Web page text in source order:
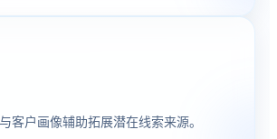
客户画像辅助拓展潜在线索来源。